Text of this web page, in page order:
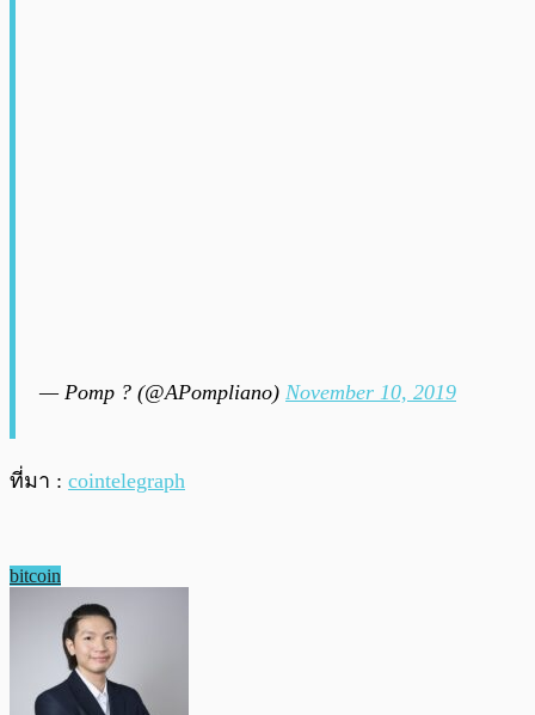
— Pomp ? (@APompliano) November 10, 2019
ที่มา : cointelegraph
bitcoin